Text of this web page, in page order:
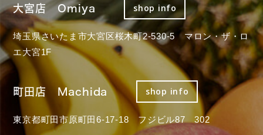
大宮店 Omiya shop info
埼玉県さいたま市大宮区桜木町2-530-5 マロン・ザ・ロ
エ大宮1F
町田店 Machida shop info
東京都町田市原町田6-17-18 フジビル87 302